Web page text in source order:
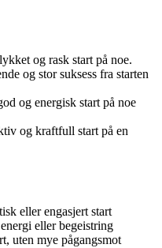
og rask start på noe.
og stor suksess fra starten
og energisk start på noe
og kraftfull start på en
eller engasjert start
eller begeistring
uten mye pågangsmot